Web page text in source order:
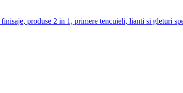
produse 2 in 1, primere tencuieli, lianti si gleturi